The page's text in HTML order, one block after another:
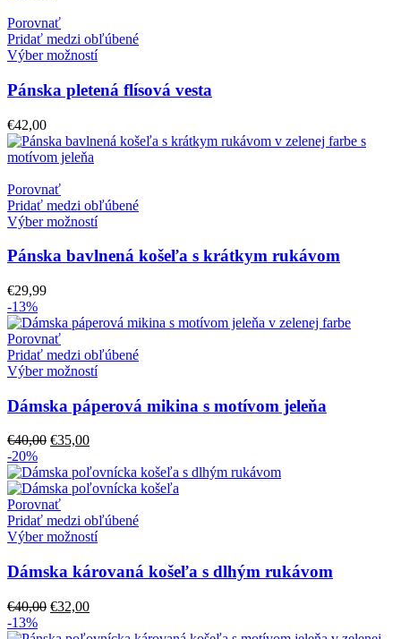
Porovnať
Pridať medzi obľúbené
Výber možností
Pánska pletená flísová vesta
€42,00
Porovnať
Pridať medzi obľúbené
Výber možností
Pánska bavlnená košeľa s krátkym rukávom
€29,99
-13%
Porovnať
Pridať medzi obľúbené
Výber možností
Dámska páperová mikina s motívom jeleňa
€40,00 Pôvodná
bola:
€40,00.
€35,00Aktuálna
je:
€35,00.
-20%
Porovnať
Pridať medzi obľúbené
Výber možností
Dámska károvaná košeľa s dlhým rukávom
€40,00 Pôvodná
€32,00Aktuálna
-13%